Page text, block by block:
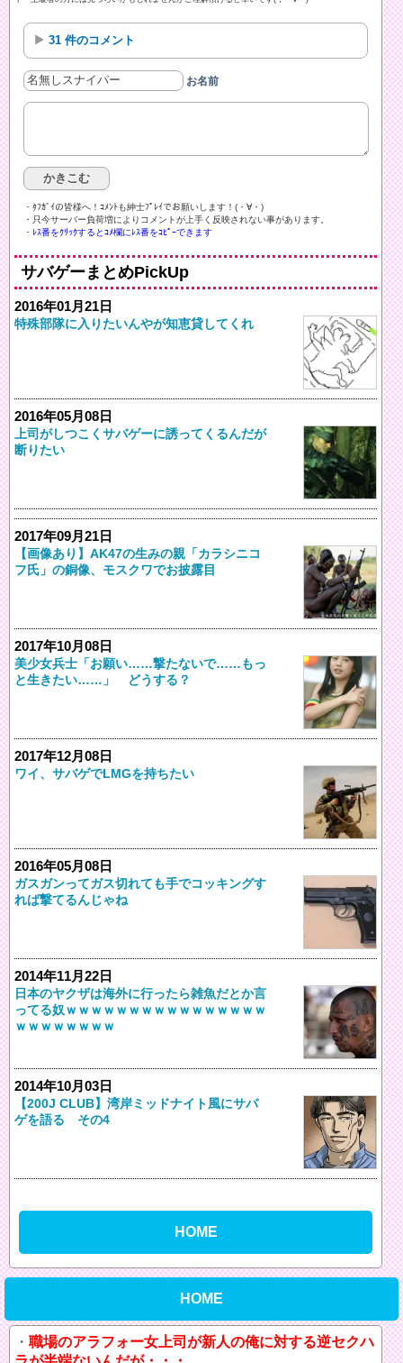
31 件のコメント
お名前
・ﾀﾌｶﾞｲの皆様へ！ｺﾒﾝﾄも紳士ﾌﾟﾚｲでお願いします！(・∀・)ゞ
・只今サーバー負荷増によりコメントが上手く反映されない事があります。
・ﾚｽ番をｸﾘｯｸするとｺﾒ欄にﾚｽ番をｺﾋﾟｰできます
サバゲーまとめPickUp
2016年01月21日
特殊部隊に入りたいんやが知恵貸してくれ
2016年05月08日
上司がしつこくサバゲーに誘ってくるんだが
断りたい
2017年09月21日
【画像あり】AK47の生みの親「カラシニコ
フ氏」の銅像、モスクワでお披露目
2017年10月08日
美少女兵士「お願い……撃たないで……もっ
と生きたい……」 どうする？
2017年12月08日
ワイ、サバゲでLMGを持ちたい
2016年05月08日
ガスガンってガス切れても手でコッキングす
れば撃てるんじゃね
2014年11月22日
日本のヤクザは海外に行ったら雑魚だとか言
ってる奴ｗｗｗｗｗｗｗｗｗｗｗｗｗｗｗｗ
ｗｗｗｗｗｗｗｗ
2014年10月03日
【200J CLUB】湾岸ミッドナイト風にサバ
ゲを語る その4
HOME
HOME
職場のアラフォー女上司が新人の俺に対する逆セクハ